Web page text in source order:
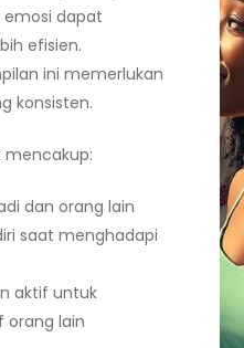
dapat
efisien.
ini memerlukan
konsisten.
dan orang lain
saat menghadapi
aktif untuk
orang lain